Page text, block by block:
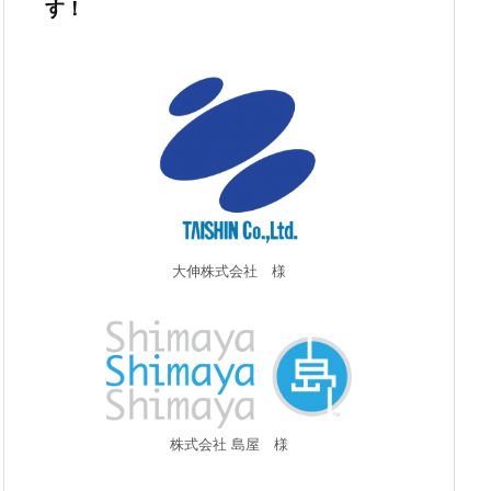
す！
大伸株式会社 様
株式会社 島屋 様